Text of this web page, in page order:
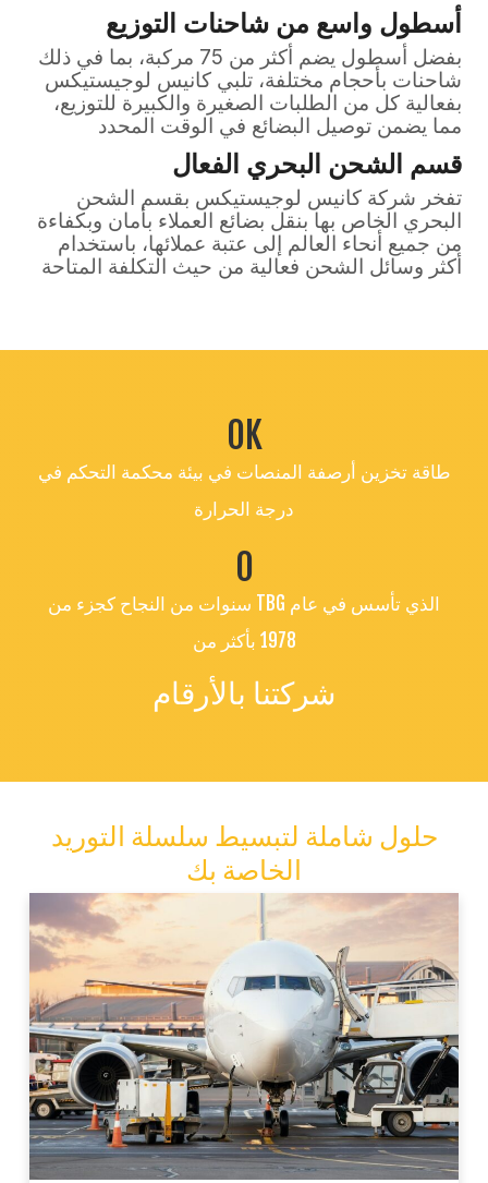
أسطول واسع من شاحنات التوزيع
بفضل أسطول يضم أكثر من 75 مركبة، بما في ذلك
شاحنات بأحجام مختلفة، تلبي كانيس لوجيستيكس
بفعالية كل من الطلبات الصغيرة والكبيرة للتوزيع،
مما يضمن توصيل البضائع في الوقت المحدد
قسم الشحن البحري الفعال
تفخر شركة كانيس لوجيستيكس بقسم الشحن
البحري الخاص بها بنقل بضائع العملاء بأمان وبكفاءة
من جميع أنحاء العالم إلى عتبة عملائها، باستخدام
أكثر وسائل الشحن فعالية من حيث التكلفة المتاحة
0K
طاقة تخزين أرصفة المنصات في بيئة محكمة التحكم في
درجة الحرارة
0
سنوات من النجاح كجزء من TBG الذي تأسس في عام
1978 بأكثر من
شركتنا بالأرقام
حلول شاملة لتبسيط سلسلة التوريد
الخاصة بك